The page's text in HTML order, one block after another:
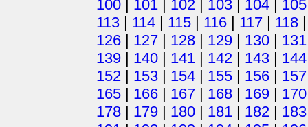
100 | 101 | 102 | 103 | 104 | 105
113 | 114 | 115 | 116 | 117 | 118
126 | 127 | 128 | 129 | 130 | 131
139 | 140 | 141 | 142 | 143 | 144
152 | 153 | 154 | 155 | 156 | 157
165 | 166 | 167 | 168 | 169 | 170
178 | 179 | 180 | 181 | 182 | 183